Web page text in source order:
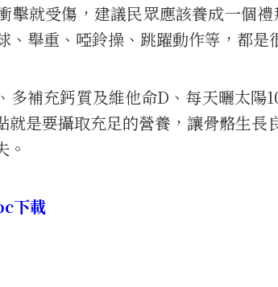
擊就受傷，建議民眾應該養成一個
舉重、啞鈴操、跳躍動作等，都是
多補充鈣質及維他命D、每天曬太陽
是要攝取充足的營養，讓骨骼生長
。
下載